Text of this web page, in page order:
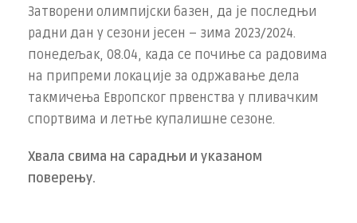
Затворени олимпијски базен, да је последњи
радни дан у сезони јесен – зима 2023/2024.
понедељак, 08.04, када се почиње са радовима
на припреми локације за одржавање дела
такмичења Европског првенства у пливачким
спортвима и летње купалишне сезоне.
Хвала свима на сарадњи и указаном
поверењу.